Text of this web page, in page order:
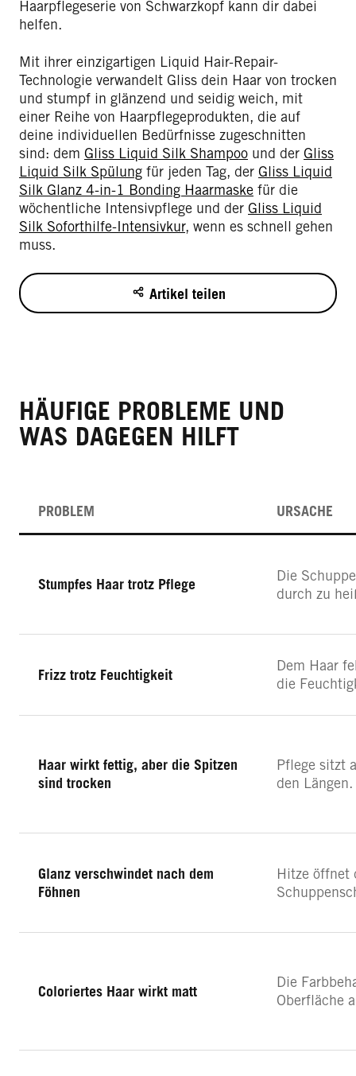
Haarpflegeserie von Schwarzkopf kann dir dabei
helfen.
Mit ihrer einzigartigen Liquid Hair-Repair-
Technologie verwandelt Gliss dein Haar von trocken
und stumpf in glänzend und seidig weich, mit
einer Reihe von Haarpflegeprodukten, die auf
deine individuellen Bedürfnisse zugeschnitten
sind: dem Gliss Liquid Silk Shampoo und der Gliss
Liquid Silk Spülung für jeden Tag, der Gliss Liquid
Silk Glanz 4-in-1 Bonding Haarmaske für die
wöchentliche Intensivpflege und der Gliss Liquid
Silk Soforthilfe-Intensivkur, wenn es schnell gehen
muss.
Artikel teilen
HÄUFIGE PROBLEME UND
WAS DAGEGEN HILFT
PROBLEM URSACHE
Stumpfes Haar trotz Pflege
Die
durch zu
Frizz trotz Feuchtigkeit
Dem Haar
die
Haar wirkt fettig, aber die Spitzen
sind trocken
Pflege sitzt
den Längen.
Glanz verschwindet nach dem
Föhnen
Hitze öffnet
Coloriertes Haar wirkt matt
Die
Oberfläche